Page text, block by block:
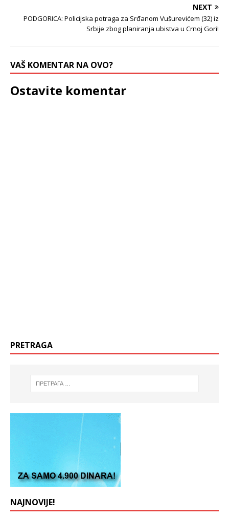
NEXT
PODGORICA: Policijska potraga za Srđanom Vušurevićem (32) iz
Srbije zbog planiranja ubistva u Crnoj Gori!
VAŠ KOMENTAR NA OVO?
Ostavite komentar
PRETRAGA
NAJNOVIJE!